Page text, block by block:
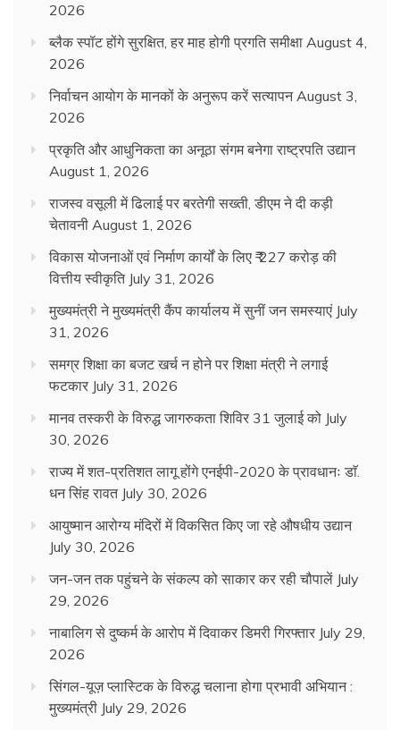
2026
ब्लैक स्पॉट होंगे सुरक्षित, हर माह होगी प्रगति समीक्षा August 4,
2026
निर्वाचन आयोग के मानकों के अनुरूप करें सत्यापन August 3,
2026
प्रकृति और आधुनिकता का अनूठा संगम बनेगा राष्ट्रपति उद्यान
August 1, 2026
राजस्व वसूली में ढिलाई पर बरतेगी सख्ती, डीएम ने दी कड़ी
चेतावनी August 1, 2026
विकास योजनाओं एवं निर्माण कार्यों के लिए ₹ 227 करोड़ की
वित्तीय स्वीकृति July 31, 2026
मुख्यमंत्री ने मुख्यमंत्री कैंप कार्यालय में सुनीं जन समस्याएं July
31, 2026
समग्र शिक्षा का बजट खर्च न होने पर शिक्षा मंत्री ने लगाई
फटकार July 31, 2026
मानव तस्करी के विरुद्ध जागरुकता शिविर 31 जुलाई को July
30, 2026
राज्य में शत-प्रतिशत लागू होंगे एनईपी-2020 के प्रावधानः डाॅ.
धन सिंह रावत July 30, 2026
आयुष्मान आरोग्य मंदिरों में विकसित किए जा रहे औषधीय उद्यान
July 30, 2026
जन-जन तक पहुंचने के संकल्प को साकार कर रही चौपालें July
29, 2026
नाबालिग से दुष्कर्म के आरोप में दिवाकर डिमरी गिरफ्तार July 29,
2026
सिंगल-यूज़ प्लास्टिक के विरुद्ध चलाना होगा प्रभावी अभियान :
मुख्यमंत्री July 29, 2026